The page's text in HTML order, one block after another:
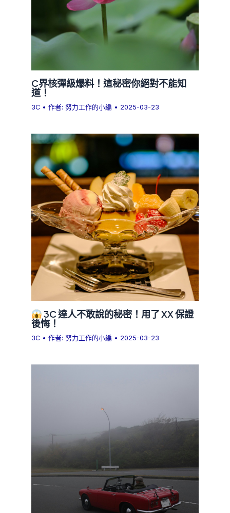
C界核彈級爆料！這秘密你絕對不能知
道！
3C • 作者:努力工作的小編 • 2025-03-23
3C 達人不敢說的秘密！用了 XX 保證
後悔！
3C • 作者:努力工作的小編 • 2025-03-23